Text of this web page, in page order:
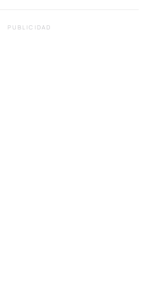
PUBLICIDAD